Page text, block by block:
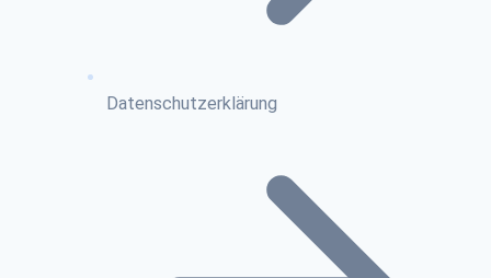
Datenschutzerklärung